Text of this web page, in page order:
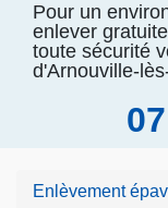
Pour un
enlever
toute sécurité
d'Arnouville-
Enlèvement